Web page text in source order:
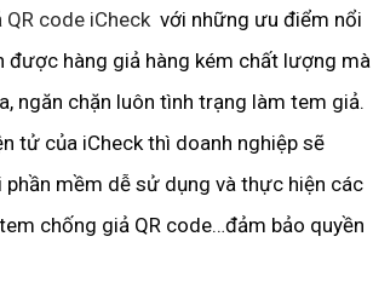
code iCheckvới những ưu điểm nổi
được hàng giả hàng kém chất lượng mà
ngăn chặn luôn tình trạng làm tem giả.
tử của iCheck thì doanh nghiệp sẽ
mềm dễ sử dụng và thực hiện các
chống giả QR code…đảm bảo quyền